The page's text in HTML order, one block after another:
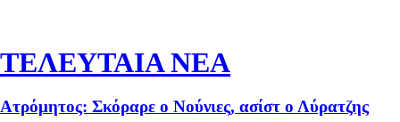
ΤΕΛΕΥΤΑΙΑ ΝΕΑ
Ατρόμητος: Σκόραρε ο Νούνιες, ασίστ ο Λύρατζης